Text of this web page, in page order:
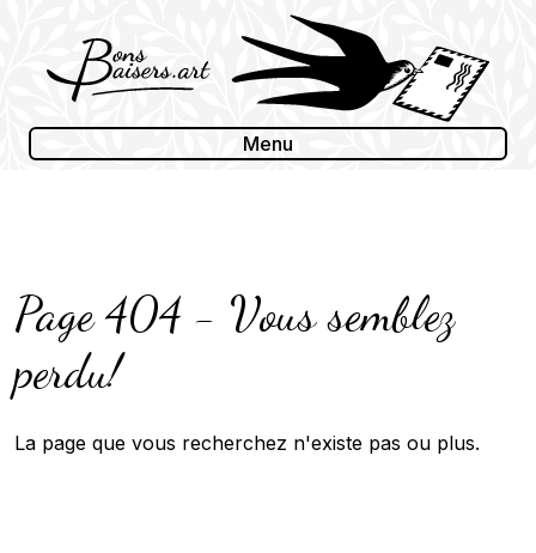
content
Menu
Page 404 - Vous semblez
perdu!
La page que vous recherchez n'existe pas ou plus.